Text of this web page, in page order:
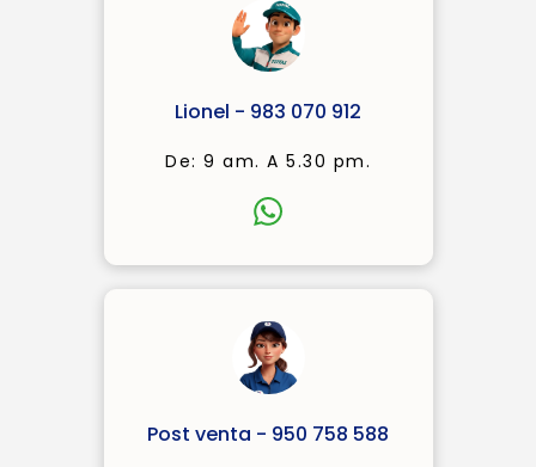
Lionel - 983 070 912
De: 9 am. A 5.30 pm.
Post venta - 950 758 588